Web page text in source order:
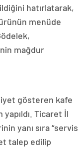
hatırlatarak,
menüde
mağdur
gösteren kafe
Ticaret İl
yanı sıra “servis
talep edilip